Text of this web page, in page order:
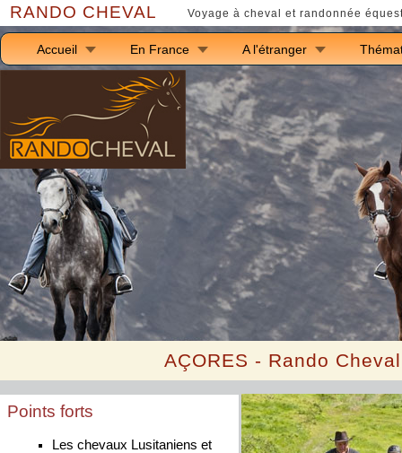
RANDO CHEVAL Voyage à cheval et randonnée
Accueil En France A l'étranger
AÇORES - Rando
Points forts
Les chevaux Lusitaniens et